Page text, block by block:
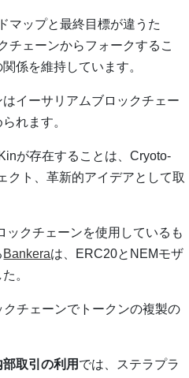
マップと最終目標が違うた
チェーンからフォークするこ
係を維持しています。
イーサリアムブロックチェー
れます。
が存在することは、Cryoto-
クト、革新的アイデアとして取
ックチェーンを使用しているも
Bankeraは、ERC20とNEMモザ
。
チェーンでトークンの複製の
取引の利用 では、ステラプラ